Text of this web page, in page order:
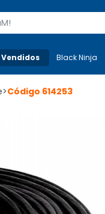
Mais-v-
Black Ninja
>Código 614253